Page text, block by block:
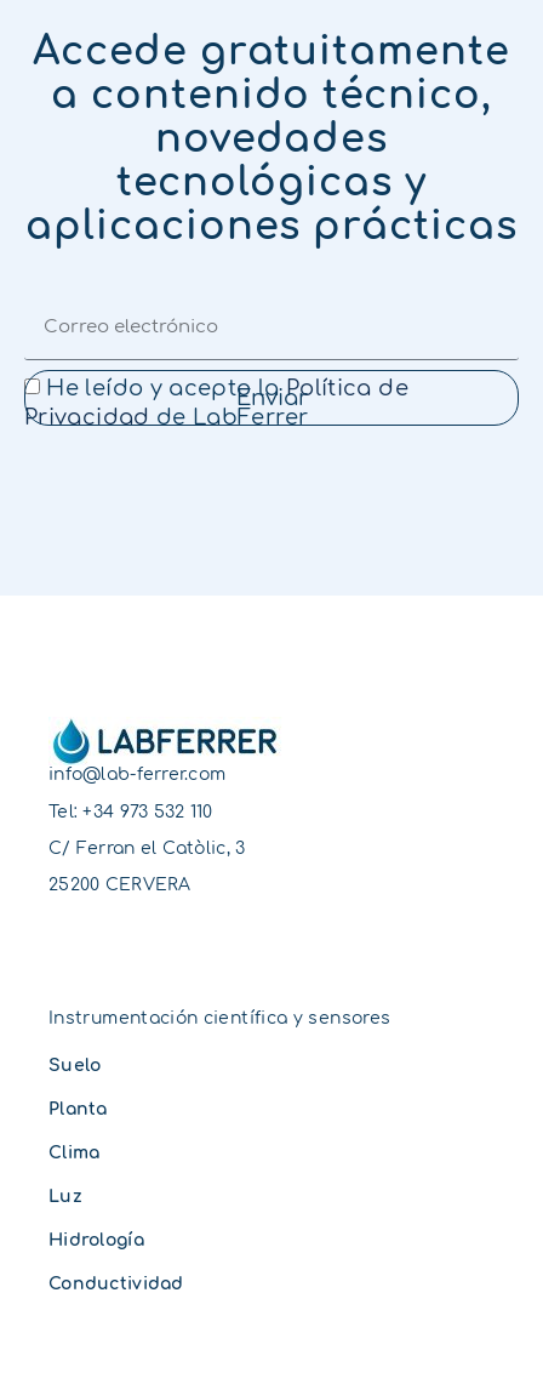
Accede gratuitamente
a contenido técnico,
novedades
tecnológicas y
aplicaciones prácticas
He leído y acepto laPolítica de
Privacidad de LabFerrer
Enviar
info@lab-ferrer.com
Tel:+34 973 532 110
C/ Ferran el Catòlic, 3
25200 CERVERA
Instrumentación científica y sensores
Suelo
Planta
Clima
Luz
Hidrología
Conductividad